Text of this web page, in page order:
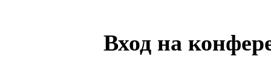
Вход на